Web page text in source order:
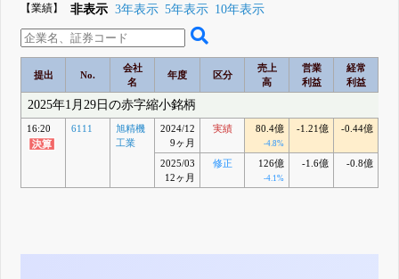
【業績】 非表示 3年表示 5年表示 10年表示
提出 No.
会社
名
年度 区分
売上
高
営業
利益
経常
利益
2025年1月29日の赤字縮小銘柄
16:20 6111
旭精機
工業
2024/12
9ヶ月
実績 80.4億
-4.8%
-1.21億 -0.44億
2025/03
12ヶ月
修正 126億
-4.1%
-1.6億 -0.8億